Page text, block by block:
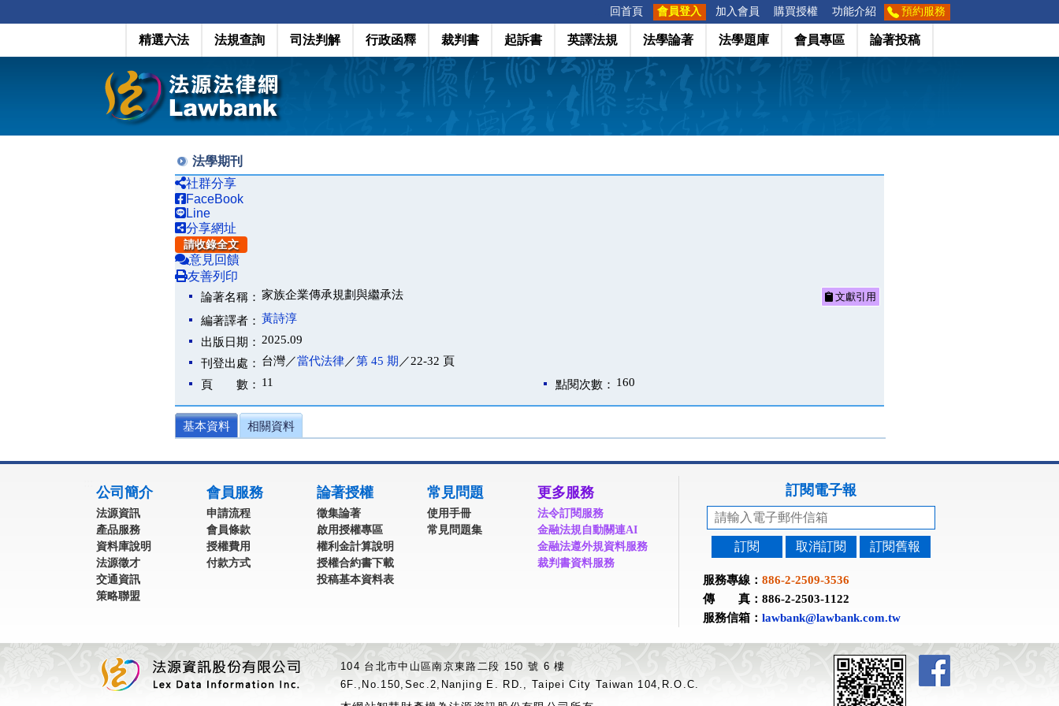
回首頁 會員登入 加入會員 購買授權 功能介紹 預約服務
精選六法 法規查詢 司法判解 行政函釋 裁判書 起訴書 英譯法規 法學論著 法學題庫 會員專區 論著投稿
法學期刊
社群分享
FaceBook
Line
分享網址
請收錄全文
意見回饋
友善列印
論著名稱： 家族企業傳承規劃與繼承法 文獻引用
編著譯者： 黃詩淳
出版日期： 2025.09
刊登出處： 台灣／當代法律／第 45 期 ／22-32 頁
頁 數： 11 點閱次數： 160
基本資料 相關資料
公司簡介
法源資訊
產品服務
資料庫說明
法源徵才
交通資訊
策略聯盟
會員服務
申請流程
會員條款
授權費用
付款方式
論著授權
徵集論著
啟用授權專區
權利金計算說明
授權合約書下載
投稿基本資料表
常見問題
使用手冊
常見問題集
更多服務
法令訂閱服務
金融法規自動關連AI
金融法遵外規資料服務
裁判書資料服務
訂閱電子報
訂閱 取消訂閱 訂閱舊報
服務專線： 886-2-2509-3536
傳 真：886-2-2503-1122
服務信箱： lawbank@lawbank.com.tw
104 台北市中山區南京東路二段 150 號 6 樓
6F.,No.150,Sec.2,Nanjing E. RD., Taipei City Taiwan 104,R.O.C.